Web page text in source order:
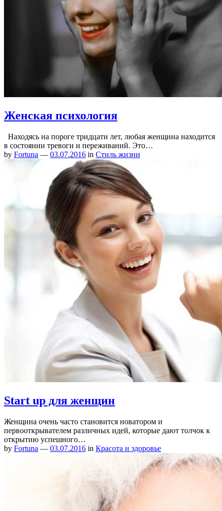
Женская психология
Находясь на пороге тридцати лет, любая женщина находится
в состоянии тревоги и переживаний. Это…
by Fortuna — 03.07.2016 in Стиль жизни
Start up для женщин
Женщина очень часто становится новатором и
первооткрывателем различных идей, которые дают толчок к
открытию успешного…
by Fortuna — 03.07.2016 in Красота и здоровье